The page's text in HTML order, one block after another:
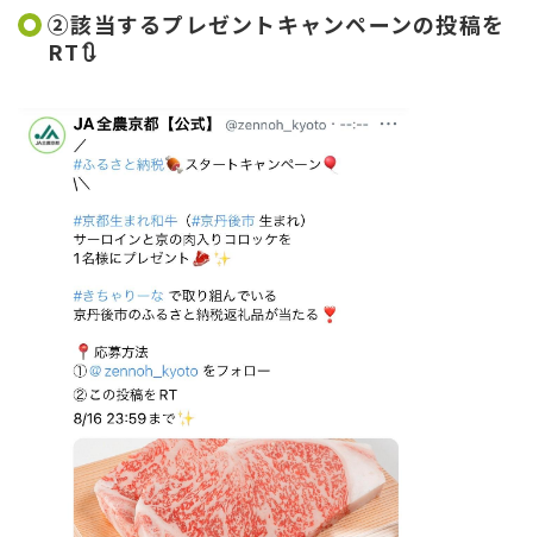
②該当するプレゼントキャンペーンの投稿を
RT🔃